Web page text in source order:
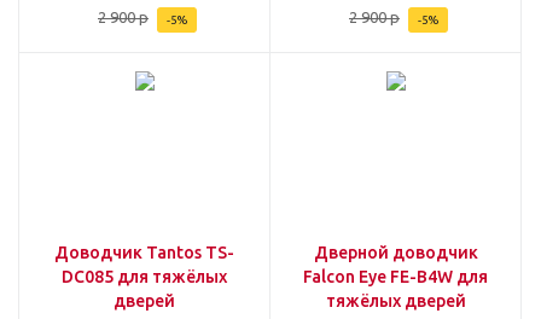
2 900р -5% 2 900р -5%
Доводчик Tantos TS-
DC085 для тяжёлых
дверей
Дверной доводчик
Falcon Eye FE-B4W для
тяжёлых дверей